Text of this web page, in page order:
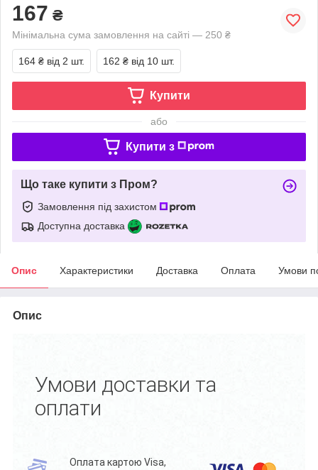
167 ₴
Мінімальна сума замовлення на сайті — 250 ₴
164 ₴ від 2 шт. 162 ₴ від 10 шт.
Купити
або
Купити з
Що таке купити з Пром?
Замовлення під захистом
Доступна доставка
Опис Характеристики Доставка Оплата Умови
Опис
Умови доставки та
оплати
Оплата картою Visa,